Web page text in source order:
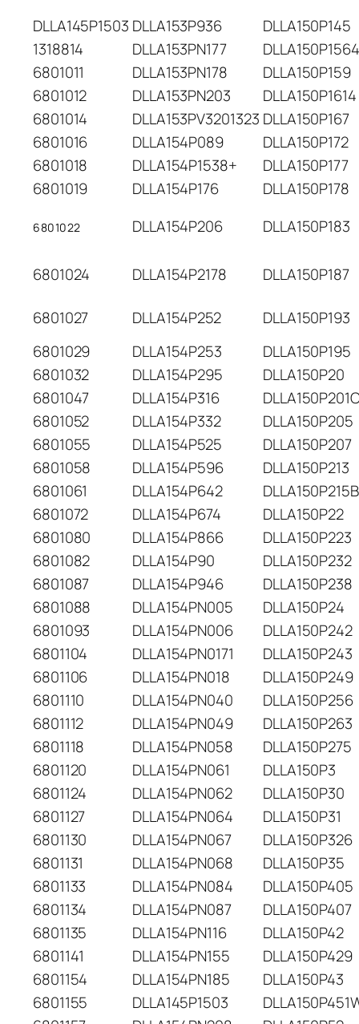
DLLA145P1503 DLLA153P936
DLLA150P145
1318814
DLLA153PN177
6801011
DLLA153PN178
DLLA150P159
6801012
DLLA153PN203
DLLA150P1614
6801014
DLLA153PV3201323 DLLA150P167
6801016
DLLA154P089
DLLA150P172
6801018
DLLA154P1538+
DLLA150P177
6801019
DLLA154P176 DLLA150P178
6801022 DLLA154P206 DLLA150P183
6801024 DLLA154P2178 DLLA150P187
6801027 DLLA154P252
DLLA150P193
6801029
DLLA154P253
DLLA150P195
6801032
DLLA154P295
DLLA150P20
6801047
DLLA154P316
6801052
DLLA154P332
DLLA150P205
6801055
DLLA154P525
DLLA150P207
6801058
DLLA154P596
DLLA150P213
6801061
DLLA154P642
6801072
DLLA154P674
DLLA150P22
6801080
DLLA154P866
DLLA150P223
6801082
DLLA154P90
DLLA150P232
6801087
DLLA154P946
DLLA150P238
6801088
DLLA154PN005
DLLA150P24
6801093
DLLA154PN006
DLLA150P242
6801104
DLLA154PN0171
DLLA150P243
6801106
DLLA154PN018
DLLA150P249
6801110
DLLA154PN040
DLLA150P256
6801112
DLLA154PN049
DLLA150P263
6801118
DLLA154PN058
DLLA150P275
6801120
DLLA154PN061
DLLA150P3
6801124
DLLA154PN062
DLLA150P30
6801127
DLLA154PN064
DLLA150P31
6801130
DLLA154PN067
DLLA150P326
6801131
DLLA154PN068
DLLA150P35
6801133
DLLA154PN084
DLLA150P405
6801134
DLLA154PN087
DLLA150P407
6801135
DLLA154PN116
DLLA150P42
6801141
DLLA154PN155
DLLA150P429
6801154
DLLA154PN185
DLLA150P43
6801155
DLLA145P1503